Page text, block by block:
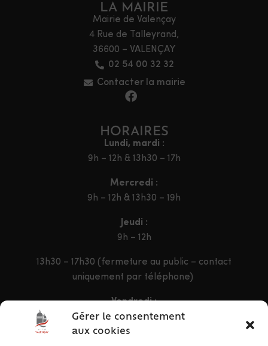
Gérer le consentement
aux cookies
LA MAIRIE
Mairie de Valençay
4 Rue de Talleyrand,
36600 – VALENÇAY
02 54 00 32 32
Contacter la mairie
HORAIRES
Lundi, mardi :
9h – 12h & 13h30 – 17h
Mercredi :
9h – 12h & 13h30 – 19h
Jeudi :
9h – 12h
13h30 – 17h30 (fermeture au public – contact
uniquement par téléphone)
Vendredi :
9h – 12h & 13h30 – 16h30